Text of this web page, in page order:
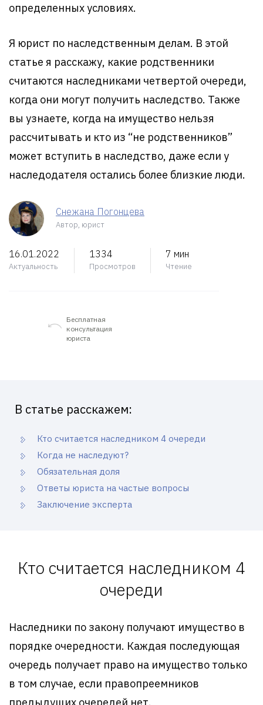
определенных условиях.
Я юрист по наследственным делам. В этой
статье я расскажу, какие родственники
считаются наследниками четвертой очереди,
когда они могут получить наследство. Также
вы узнаете, когда на имущество нельзя
рассчитывать и кто из “не родственников”
может вступить в наследство, даже если у
наследодателя остались более близкие люди.
Снежана Погонцева
Автор, юрист
16.01.2022
Актуальность
1334
Просмотров
7 мин
Чтение
Бесплатная
консультация
юриста
В статье расскажем:
Кто считается наследником 4 очереди
Когда не наследуют?
Обязательная доля
Ответы юриста на частые вопросы
Заключение эксперта
Кто считается наследником 4
очереди
Наследники по закону получают имущество в
порядке очередности. Каждая последующая
очередь получает право на имущество только
в том случае, если правопреемников